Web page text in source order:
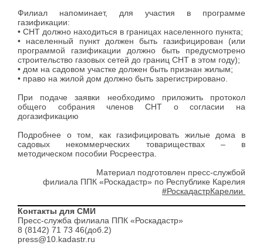
Филиал напоминает, для участия в программе
газификации:
• СНТ должно находиться в границах населенного пункта;
• населенный пункт должен быть газифицирован (или
программой газификации должно быть предусмотрено
строительство газовых сетей до границ СНТ в этом году);
• дом на садовом участке должен быть признан жилым;
• право на жилой дом должно быть зарегистрировано.
При подаче заявки необходимо приложить протокол
общего собрания членов СНТ о согласии на
догазификацию
Подробнее о том, как газифицировать жилые дома в
садовых некоммерческих товариществах – в
методическом пособии Росреестра.
Материал подготовлен пресс-службой
филиала ППК «Роскадастр» по Республике Карелия
#РоскадастрКарелии
Контакты для СМИ
Пресс-служба филиала ППК «Роскадастр»
8 (8142) 71 73 46(доб.2)
press@10.kadastr.ru